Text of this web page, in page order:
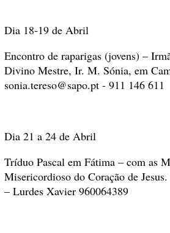
Dia 18-19 de Abril
Encontro de raparigas (jovens) –
Divino Mestre, Ir. M. Sónia, em
sonia.tereso@sapo.pt - 911 146 611
Dia 21 a 24 de Abril
Tríduo Pascal em Fátima – com as
Misericordioso do Coração de
– Lurdes Xavier 960064389